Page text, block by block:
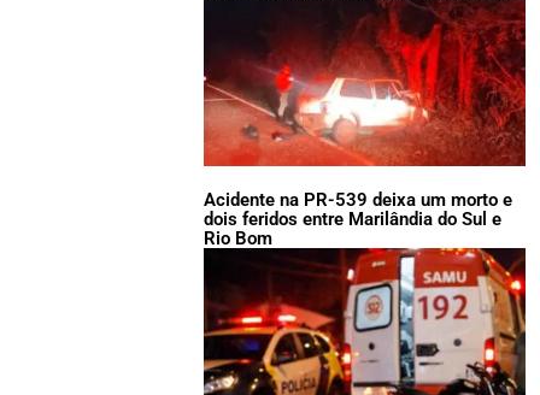
Acidente na PR-539 deixa um morto e
dois feridos entre Marilândia do Sul e
Rio Bom